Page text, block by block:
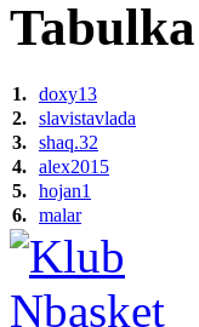
1. doxy13
2. slavistavlada
3. shaq.32
4. alex2015
5. hojan1
6. malar